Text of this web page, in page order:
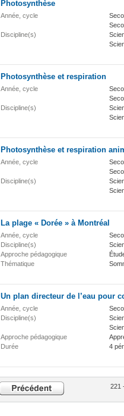
Photosynthèse
Année, cycle
Discipline(s)
Photosynthèse et respiration
Année, cycle
Discipline(s)
Photosynthèse et respiration
Année, cycle
Discipline(s)
La plage « Dorée » à Montréal
Année, cycle
Discipline(s)
Approche pédagogique
Thématique
Un plan directeur de l’eau pour
Année, cycle
Discipline(s)
Approche pédagogique
Durée
4
221